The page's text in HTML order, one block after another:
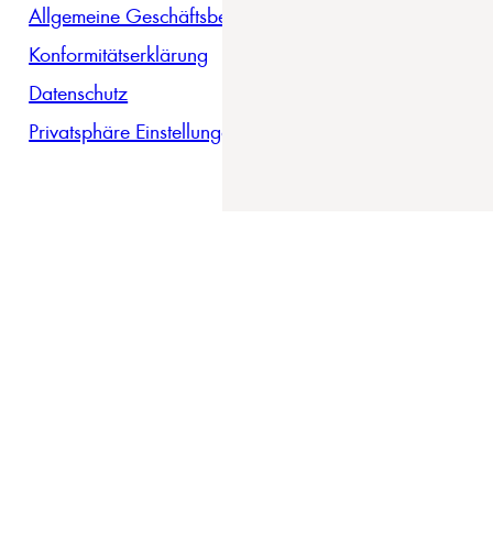
Allgemeine Geschäftsbedingungen
Konformitätserklärung
Datenschutz
Privatsphäre Einstellungen